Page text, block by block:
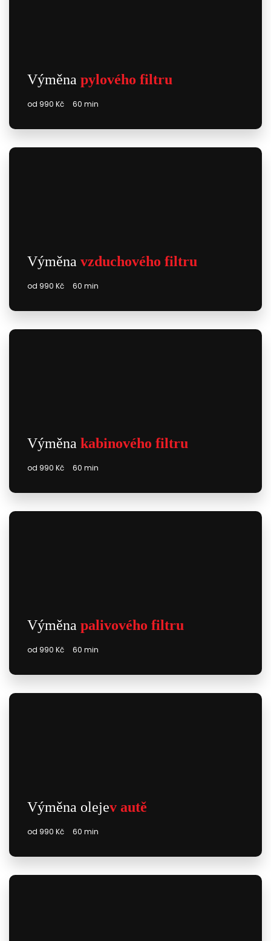
Výměna pylového filtru
od 990 Kč 60 min
Výměna vzduchového filtru
od 990 Kč 60 min
Výměna kabinového filtru
od 990 Kč 60 min
Výměna palivového filtru
od 990 Kč 60 min
Výměna olejev autě
od 990 Kč 60 min